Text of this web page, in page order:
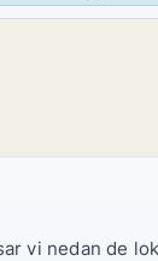
vi nedan de